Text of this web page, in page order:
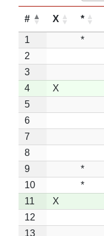
# X *
1 *
2
3
4
X
5
6
7
8
9
*
10
*
11
X
12
13